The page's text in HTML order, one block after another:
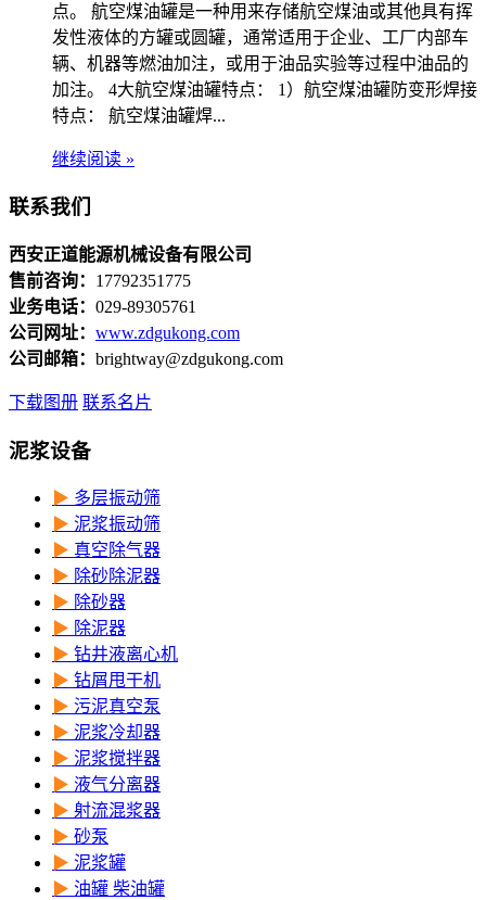
点。 航空煤油罐是一种用来存储航空煤油或其他具有挥
发性液体的方罐或圆罐，通常适用于企业、工厂内部车
辆、机器等燃油加注，或用于油品实验等过程中油品的
加注。 4大航空煤油罐特点： 1）航空煤油罐防变形焊接
特点： 航空煤油罐焊...
继续阅读 »
联系我们
西安正道能源机械设备有限公司
售前咨询： 17792351775
业务电话： 029-89305761
公司网址： www.zdgukong.com
公司邮箱： brightway@zdgukong.com
下载图册 联系名片
泥浆设备
▶ 多层振动筛
▶ 泥浆振动筛
▶ 真空除气器
▶ 除砂除泥器
▶ 除砂器
▶ 除泥器
▶ 钻井液离心机
▶ 钻屑甩干机
▶ 污泥真空泵
▶ 泥浆冷却器
▶ 泥浆搅拌器
▶ 液气分离器
▶ 射流混浆器
▶ 砂泵
▶ 泥浆罐
▶ 油罐 柴油罐